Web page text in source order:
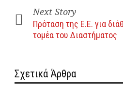
Next Story
Πρόταση της Ε.Ε. για
τομέα του Διαστήματος
Σχετικά Άρθρα